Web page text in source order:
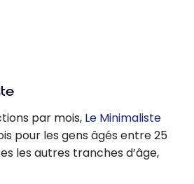
par mois, Le Minimaliste
pour les gens âgés entre 25
les autres tranches d’âge,